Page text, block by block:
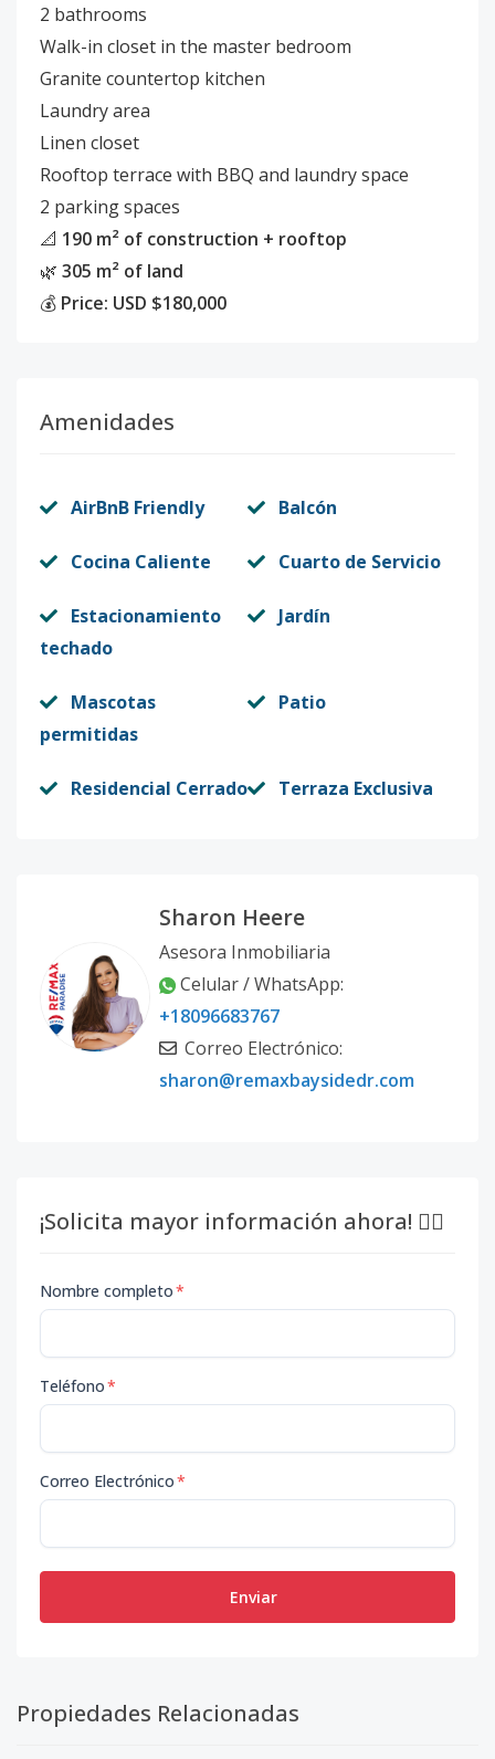
2 bathrooms
Walk-in closet in the master bedroom
Granite countertop kitchen
Laundry area
Linen closet
Rooftop terrace with BBQ and laundry space
2 parking spaces
📐 190 m² of construction + rooftop
🌿 305 m² of land
💰 Price: USD $180,000
Amenidades
AirBnB Friendly Balcón
Cocina Caliente Cuarto de Servicio
Estacionamiento
techado
Jardín
Mascotas
permitidas
Patio
Residencial Cerrado Terraza Exclusiva
Sharon Heere
Asesora Inmobiliaria
Celular / WhatsApp:
+18096683767
Correo Electrónico:
sharon@remaxbaysidedr.com
¡Solicita mayor información ahora! 👇🏽
Nombre completo*
Teléfono*
Correo Electrónico*
Enviar
Propiedades Relacionadas